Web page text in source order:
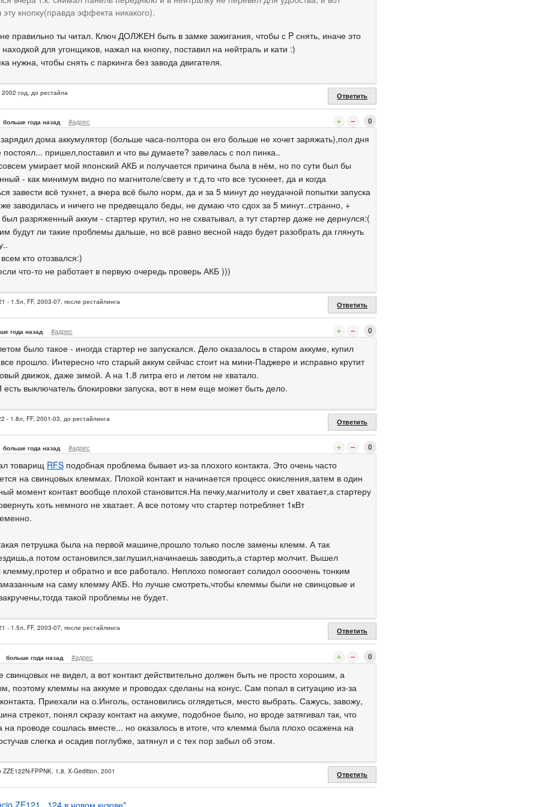
эту кнопку(правда эффекта никакого).
правильно ты читал. Ключ ДОЛЖЕН быть в замке зажигания, чтобы с P снять, иначе это
для угонщиков, нажал на кнопку, поставил на нейтраль и кати :)
нужна, чтобы снять с паркинга без завода двигателя.
год, до рестайла Ответить
больше года назад #адрес 0
дома аккумулятор (больше часа-полтора он его больше не хочет заряжать),пол дня
постоял... пришел,поставил и что вы думаете? завелась с пол пинка..
умирает мой японский АКБ и получается причина была в нём, но по сути был бы
- как минимум видно по магнитоле/свету и т.д.то что все тускнеет, да и когда
завести всё тухнет, а вчера всё было норм, да и за 5 минут до неудачной попытки запуска
заводилась и ничего не предвещало беды, не думаю что сдох за 5 минут..странно, +
разряженный аккум - стартер крутил, но не схватывал, а тут стартер даже не дернулся:(
будут ли такие проблемы дальше, но всё равно весной надо будет разобрать да глянуть
кто отозвался:)
что-то не работает в первую очередь проверь АКБ )))
- 1.5л, FF, 2003-07, после рестайлинга Ответить
года назад #адрес 0
было такое - иногда стартер не запускался. Дело оказалось в старом аккуме, купил
прошло. Интересно что старый аккум сейчас стоит на мини-Паджере и исправно крутит
движок, даже зимой. А на 1.8 литра его и летом не хватало.
выключатель блокировки запуска, вот в нем еще может быть дело.
- 1.8л, FF, 2001-03, до рестайлинга Ответить
больше года назад #адрес 0
товарищ RFSподобная проблема бывает из-за плохого контакта. Это очень часто
на свинцовых клеммах. Плохой контакт и начинается процесс окисления,затем в один
момент контакт вообще плохой становится.На печку,магнитолу и свет хватает,а стартеру
хоть немного не хватает. А все потому что стартер потребляет 1кВт
петрушка была на первой машине,прошло только после замены клемм. А так
потом остановился,заглушил,начинаешь заводить,а стартер молчит. Вышел
клемму,протер и обратно и все работало. Неплохо помогает солидол оооочень тонким
на саму клемму АКБ. Но лучше смотреть,чтобы клеммы были не свинцовые и
такой проблемы не будет.
- 1.5л, FF, 2003-07, после рестайлинга Ответить
больше года назад #адрес 0
свинцовых не видел, а вот контакт действительно должен быть не просто хорошим, а
поэтому клеммы на аккуме и проводах сделаны на конус. Сам попал в ситуацию из-за
Приехали на о.Инголь, остановились оглядеться, место выбрать. Сажусь, завожу,
стрекот, понял скразу контакт на аккуме, подобное было, но вроде затягивал так, что
проводе сошлась вместе... но оказалось в итоге, что клемма была плохо осажена на
слегка и осадив поглубже, затянул и с тех пор забыл об этом.
ZZE122N-FPPNK, 1,8, X-Gedition, 2001 Ответить
ZE121...124 в новом кузове"